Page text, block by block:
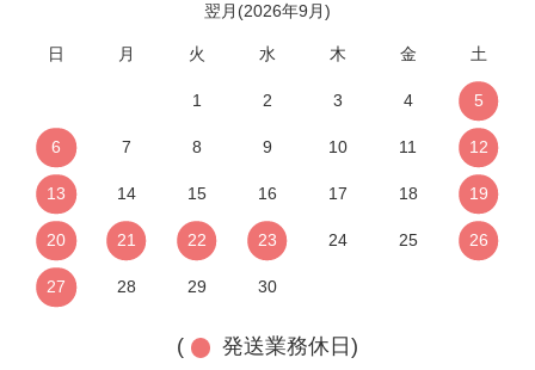
翌月(2026年9月)
日 月 火 水 木 金 土
1 2 3 4 5
6 7 8 9 10 11 12
13 14 15 16 17 18 19
20 21 22 23 24 25 26
27 28 29 30
( 発送業務休日)